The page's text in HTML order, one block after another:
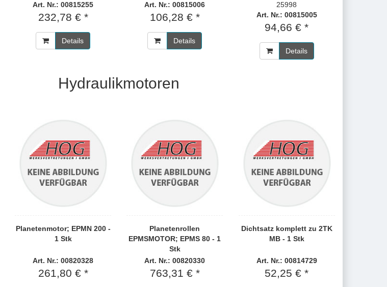
Art. Nr.: 00815255
232,78 € *
Details
Art. Nr.: 00815006
106,28 € *
Details
25998
Art. Nr.: 00815005
94,66 € *
Details
Hydraulikmotoren
Planetenmotor; EPMN 200 -
1 Stk
Art. Nr.: 00820328
261,80 € *
Planetenrollen
EPMSMOTOR; EPMS 80 - 1
Stk
Art. Nr.: 00820330
763,31 € *
Dichtsatz komplett zu 2TK
MB - 1 Stk
Art. Nr.: 00814729
52,25 € *